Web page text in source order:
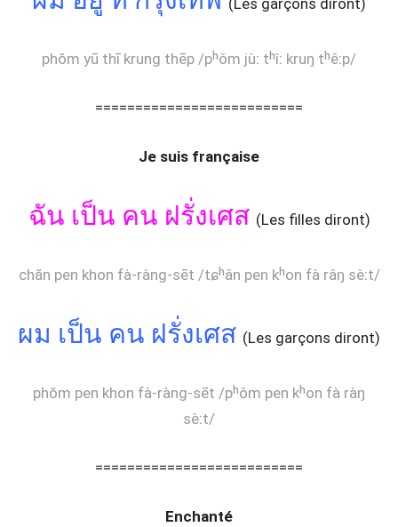
phŏm yū thī krung thēp /pʰǒm jùː tʰîː kruŋ tʰêːp/
==========================
Je suis française
ฉัน เป็น คน ฝรั่งเศส (Les filles diront)
chăn pen khon fà-ràng-sēt /tɕʰǎn pen kʰon fà râŋ sèːt/
ผม เป็น คน ฝรั่งเศส (Les garçons diront)
phŏm pen khon fà-ràng-sēt /pʰǒm pen kʰon fà ràŋ
sèːt/
==========================
Enchanté